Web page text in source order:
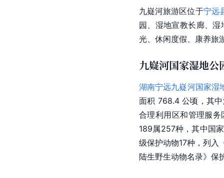
九嶷河旅游区位于宁远
园、湿地宣教长廊、湿
光、休闲度假、康养旅
九嶷河国家湿地公
湖南宁远九嶷河国家湿
面积 768.4 公顷，其
合理利用区和管理服
189属257种，其中国
级保护动物17种，列入
陆生野生动物名录》保